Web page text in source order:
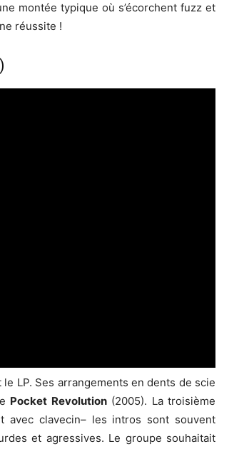
montée typique où s’écorchent fuzz et
réussite !
LP. Ses arrangements en dents de scie
Pocket Revolution(2005). La troisième
avec clavecin– les intros sont souvent
et agressives. Le groupe souhaitait